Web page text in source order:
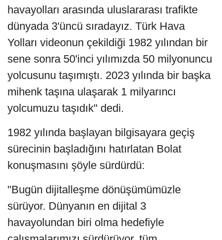
havayolları arasında uluslararası trafikte
dünyada 3'üncü sıradayız. Türk Hava
Yolları videonun çekildiği 1982 yılından bir
sene sonra 50'inci yılımızda 50 milyonuncu
yolcusunu taşımıştı. 2023 yılında bir başka
mihenk taşına ulaşarak 1 milyarıncı
yolcumuzu taşıdık" dedi.
1982 yılında başlayan bilgisayara geçiş
sürecinin başladığını hatırlatan Bolat
konuşmasını şöyle sürdürdü:
"Bugün dijitalleşme dönüşümümüzle
sürüyor. Dünyanın en dijital 3
havayolundan biri olma hedefiyle